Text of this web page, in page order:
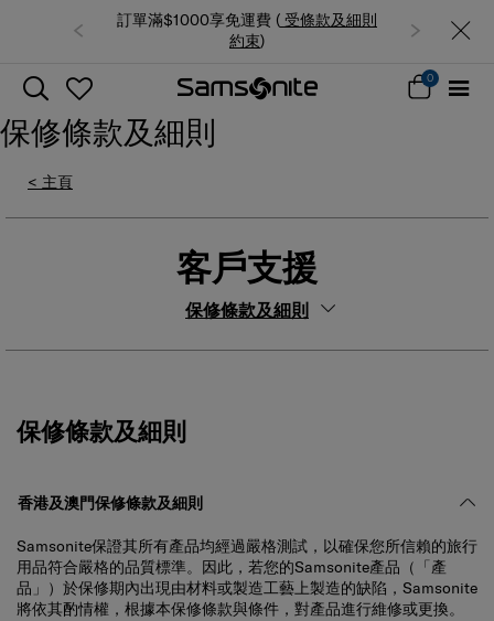
訂單滿$1000享免運費 ( 受條款及細則
約束)
0
保修條款及細則
< 主頁
客戶支援
保修條款及細則
保修條款及細則
香港及澳門保修條款及細則
Samsonite保證其所有產品均經過嚴格測試，以確保您所信賴的旅行
用品符合嚴格的品質標準。因此，若您的Samsonite產品（「產
品」）於保修期內出現由材料或製造工藝上製造的缺陷，Samsonite
將依其酌情權，根據本保修條款與條件，對產品進行維修或更換。